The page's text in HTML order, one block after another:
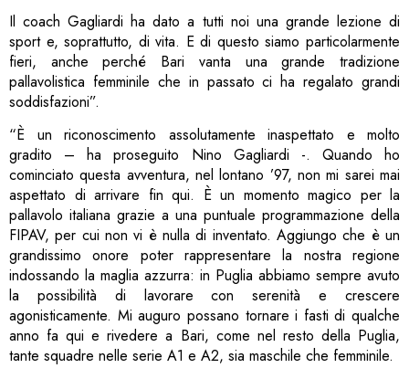
Il coach Gagliardi ha dato a tutti noi una grande lezione di
sport e, soprattutto, di vita. E di questo siamo particolarmente
fieri, anche perché Bari vanta una grande tradizione
pallavolistica femminile che in passato ci ha regalato grandi
soddisfazioni”.
“È un riconoscimento assolutamente inaspettato e molto
gradito – ha proseguito Nino Gagliardi -. Quando ho
cominciato questa avventura, nel lontano ’97, non mi sarei mai
aspettato di arrivare fin qui. È un momento magico per la
pallavolo italiana grazie a una puntuale programmazione della
FIPAV, per cui non vi è nulla di inventato. Aggiungo che è un
grandissimo onore poter rappresentare la nostra regione
indossando la maglia azzurra: in Puglia abbiamo sempre avuto
la possibilità di lavorare con serenità e crescere
agonisticamente. Mi auguro possano tornare i fasti di qualche
anno fa qui e rivedere a Bari, come nel resto della Puglia,
tante squadre nelle serie A1 e A2, sia maschile che femminile.